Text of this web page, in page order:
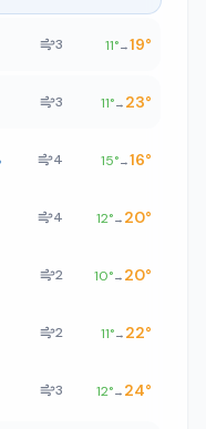
3 11°→19°
3 11°→ 23°
4 15°→16°
4 12°→ 20°
2 10°→ 20°
2 11°→ 22°
3 12°→ 24°